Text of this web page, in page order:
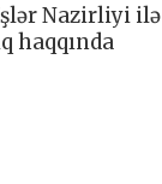
Nazirliyi ilə
haqqında